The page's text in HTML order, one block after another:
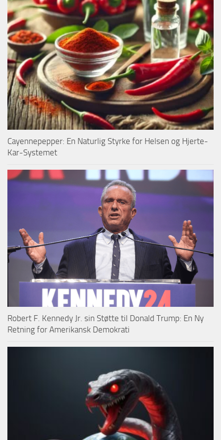
Cayennepepper: En Naturlig Styrke for Helsen og Hjerte-
Kar-Systemet
Robert F. Kennedy Jr. sin Støtte til Donald Trump: En Ny
Retning for Amerikansk Demokrati